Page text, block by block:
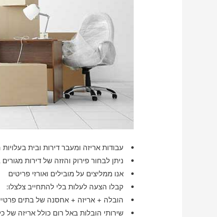
עבודות אריזה ומעבר דירות ובית בעלויות
ניתן לבחור פירוק והזזה של דירות
אנו ממליצים על מובילים ואורזי פריטים
קבלו הצעה לעלות בלי להתחייב צלצלו:
הובלה + אריזה + אחסנה של בתים
שירותי הובלות באל רום כולל אריזה של